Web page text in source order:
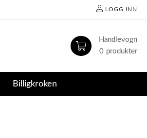
LOGG INN
0
Billigkroken